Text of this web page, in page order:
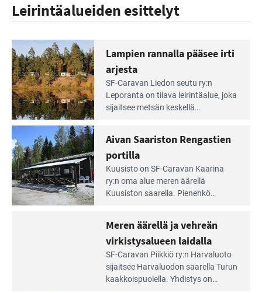
Leirintäalueiden esittelyt
Lue
Leirintäoppaan
artikkeli:
Lampien
rannalla
pääsee
irti
arjesta
Lampien rannalla pääsee irti
arjesta
SF-Caravan Liedon seutu ry:n
Leporanta on tilava leirintäalue, joka
sijaitsee metsän kes­kellä
tarjoaa ympäris­töineen kauniit
maisemat ja loistavat virkistäytymis­
mahdollisuudet.
Lue
Leirintäoppaan
artikkeli:
Aivan
Aivan Saariston Rengastien
portilla
Kuusisto on SF-Caravan Kaarina
ry:n oma alue meren äärellä
Kuusiston saarella. Pie­nehkö
Meren äärellä ja vehreän
virkistysalueen laidalla
SF-Caravan Piikkiö ry:n Harvaluoto
sijait­see Harvaluodon saarella Turun
kaakkois­puolella. Yhdistys on